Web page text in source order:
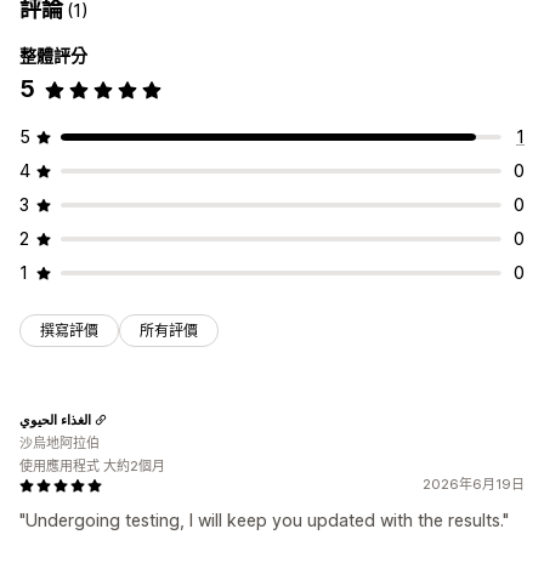
評論(1)
整體評分
5
5
1
4
0
3
0
2
0
1
0
撰寫評價 所有評價
2026年6月19日
"Undergoing testing, I will keep you updated with the results."
الغذاء الحيوي
沙烏地阿拉伯
使用應用程式 大約2個月